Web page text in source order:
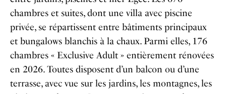
chambres et suites, dont une villa avec piscine
privée, se répartissent entre bâtiments principaux
et bungalows blanchis à la chaux. Parmi elles, 176
chambres « Exclusive Adult » entièrement rénovées
en 2026. Toutes disposent d’un balcon ou d’une
terrasse, avec vue sur les jardins, les montagnes, les